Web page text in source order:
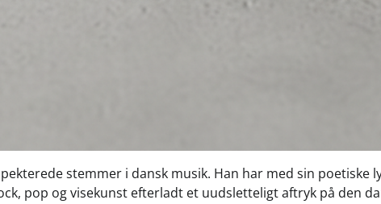
stemmer i dansk musik. Han har med sin poetiske
pop og visekunst efterladt et uudsletteligt aftryk på den